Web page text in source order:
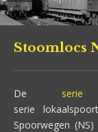
Stoomlocs
De
serie
Spoorwegen